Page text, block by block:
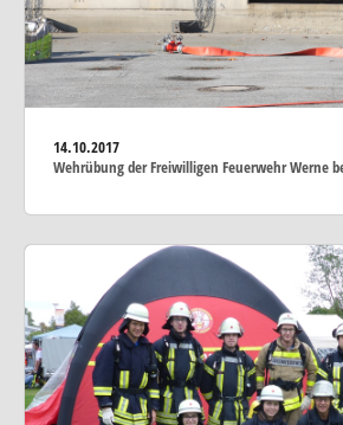
14.10.2017
Wehrübung der Freiwilligen Feuerwehr Werne